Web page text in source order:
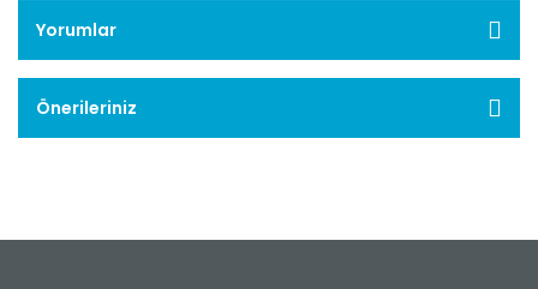
Yorumlar
Önerileriniz